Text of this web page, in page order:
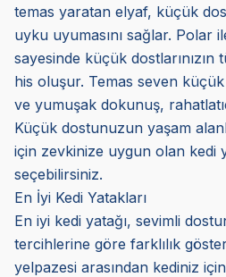
temas yaratan elyaf, küçük
uyku uyumasını sağlar. Polar
sayesinde küçük
his oluşur. Temas seven
ve yumuşak dokunuş,
Küçük dostunuzun yaşam
için zevkinize uygun olan kedi
seçebilirsiniz.
En İyi Kedi Yatakları
En iyi kedi yatağı, sevimli
tercihlerine göre farklılık
yelpazesi arasından kediniz